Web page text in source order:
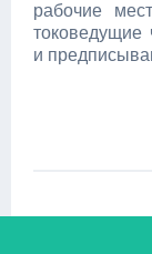
рабочие
и